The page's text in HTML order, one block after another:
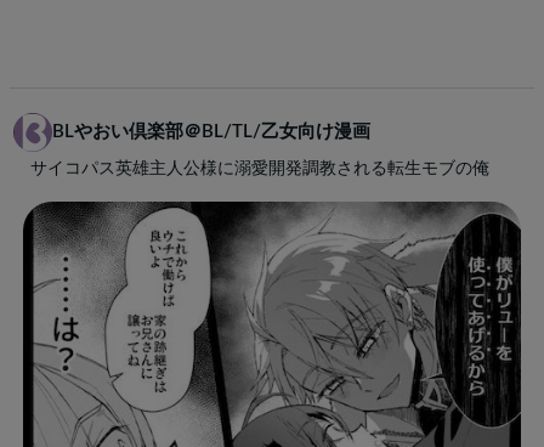
BLやおい倶楽部＠BL/TL/乙女向け漫画
サイコパス英雄主人公様に溺愛開発調教される転生モブの俺